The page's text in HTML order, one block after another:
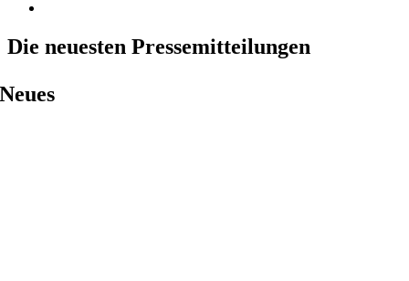
Die neuesten Pressemitteilungen
Neues